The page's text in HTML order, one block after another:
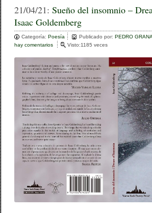
A
E
U
c
e
b
o
o
k
tt
er
m
p
ar
tir
21/04/21:Sueño del insomnio –
Isaac Goldemberg
Categoría:Poesía Publicado por:PEDRO
hay comentarios
u
e
ñ
o
d
e
i
n
o
m
o
–
Visto:1185 veces